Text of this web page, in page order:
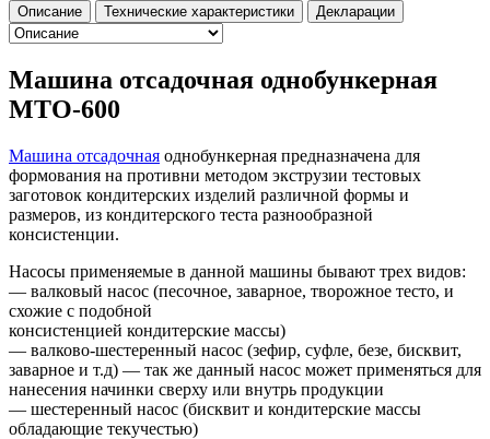
Описание Технические характеристики Декларации
Машина отсадочная однобункерная
МТО-600
Машина отсадочная однобункерная предназначена для
формования на противни методом экструзии тестовых
заготовок кондитерских изделий различной формы и
размеров, из кондитерского теста разнообразной
консистенции.
Насосы применяемые в данной машины бывают трех видов:
— валковый насос (песочное, заварное, творожное тесто, и
схожие с подобной
консистенцией кондитерские массы)
— валково-шестеренный насос (зефир, суфле, безе, бисквит,
заварное и т.д) — так же данный насос может применяться для
нанесения начинки сверху или внутрь продукции
— шестеренный насос (бисквит и кондитерские массы
обладающие текучестью)